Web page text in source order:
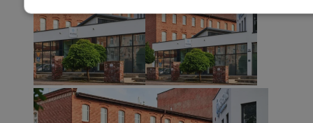
Niezbędne Wydajność
Niesklasyfikowane